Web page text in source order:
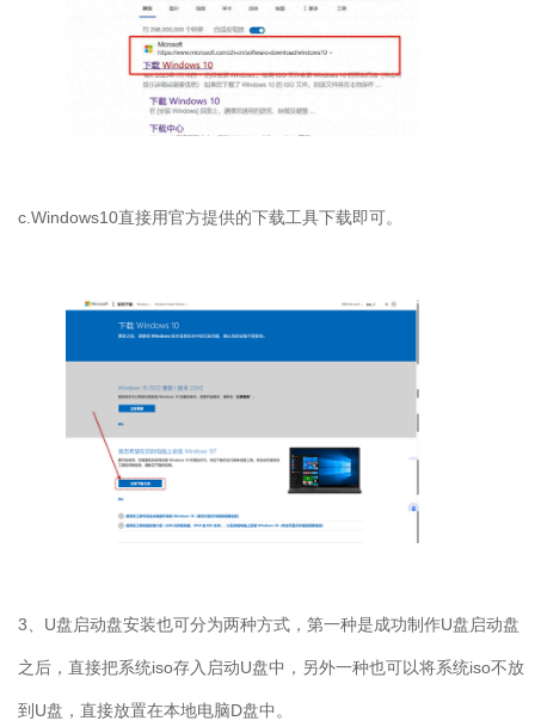
c.Windows10直接用官方提供的下载工具下载即可。
3、U盘启动盘安装也可分为两种方式，第一种是成功制作U盘启动盘
之后，直接把系统iso存入启动U盘中，另外一种也可以将系统iso不放
到U盘，直接放置在本地电脑D盘中。